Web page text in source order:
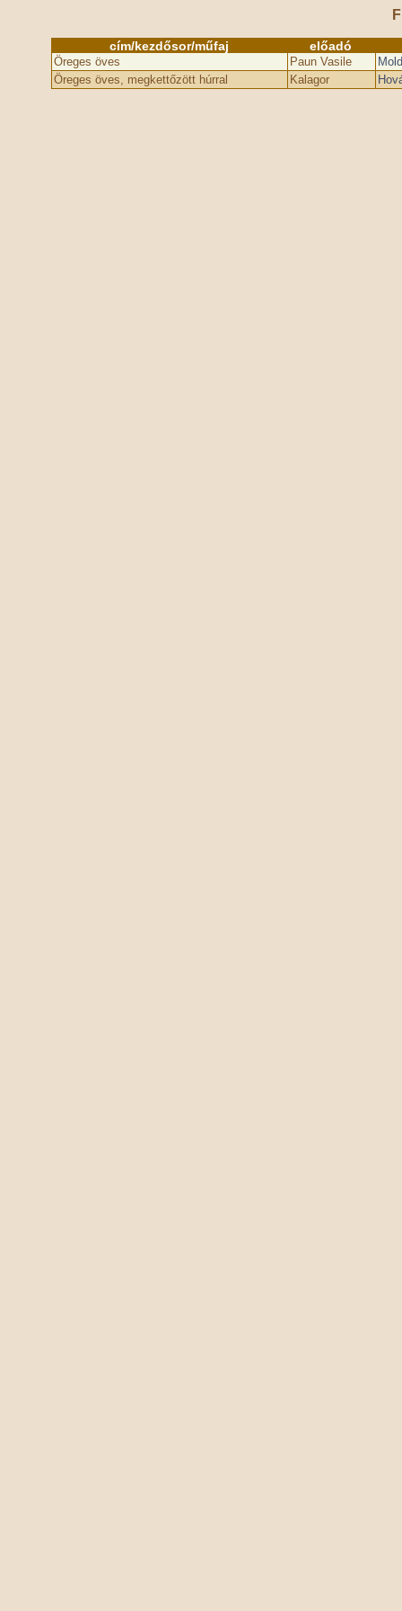
cím/kezdősor/műfaj előadó
Öreges öves Paun Vasile
Öreges öves, megkettőzött húrral
Kalagor